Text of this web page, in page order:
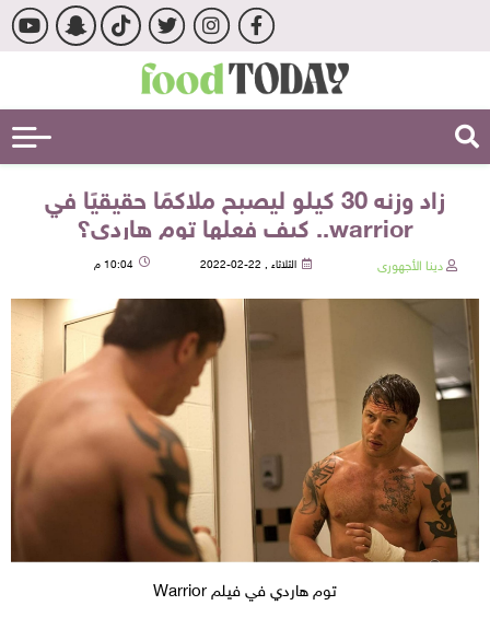
زاد وزنه 30 كيلو ليصبح ملاكمًا حقيقيًا في
warrior.. كيف فعلها توم هاردي؟
دينا الأجهورى الثلاثاء , 22-02-2022 10:04 م
توم هاردي في فيلم Warrior